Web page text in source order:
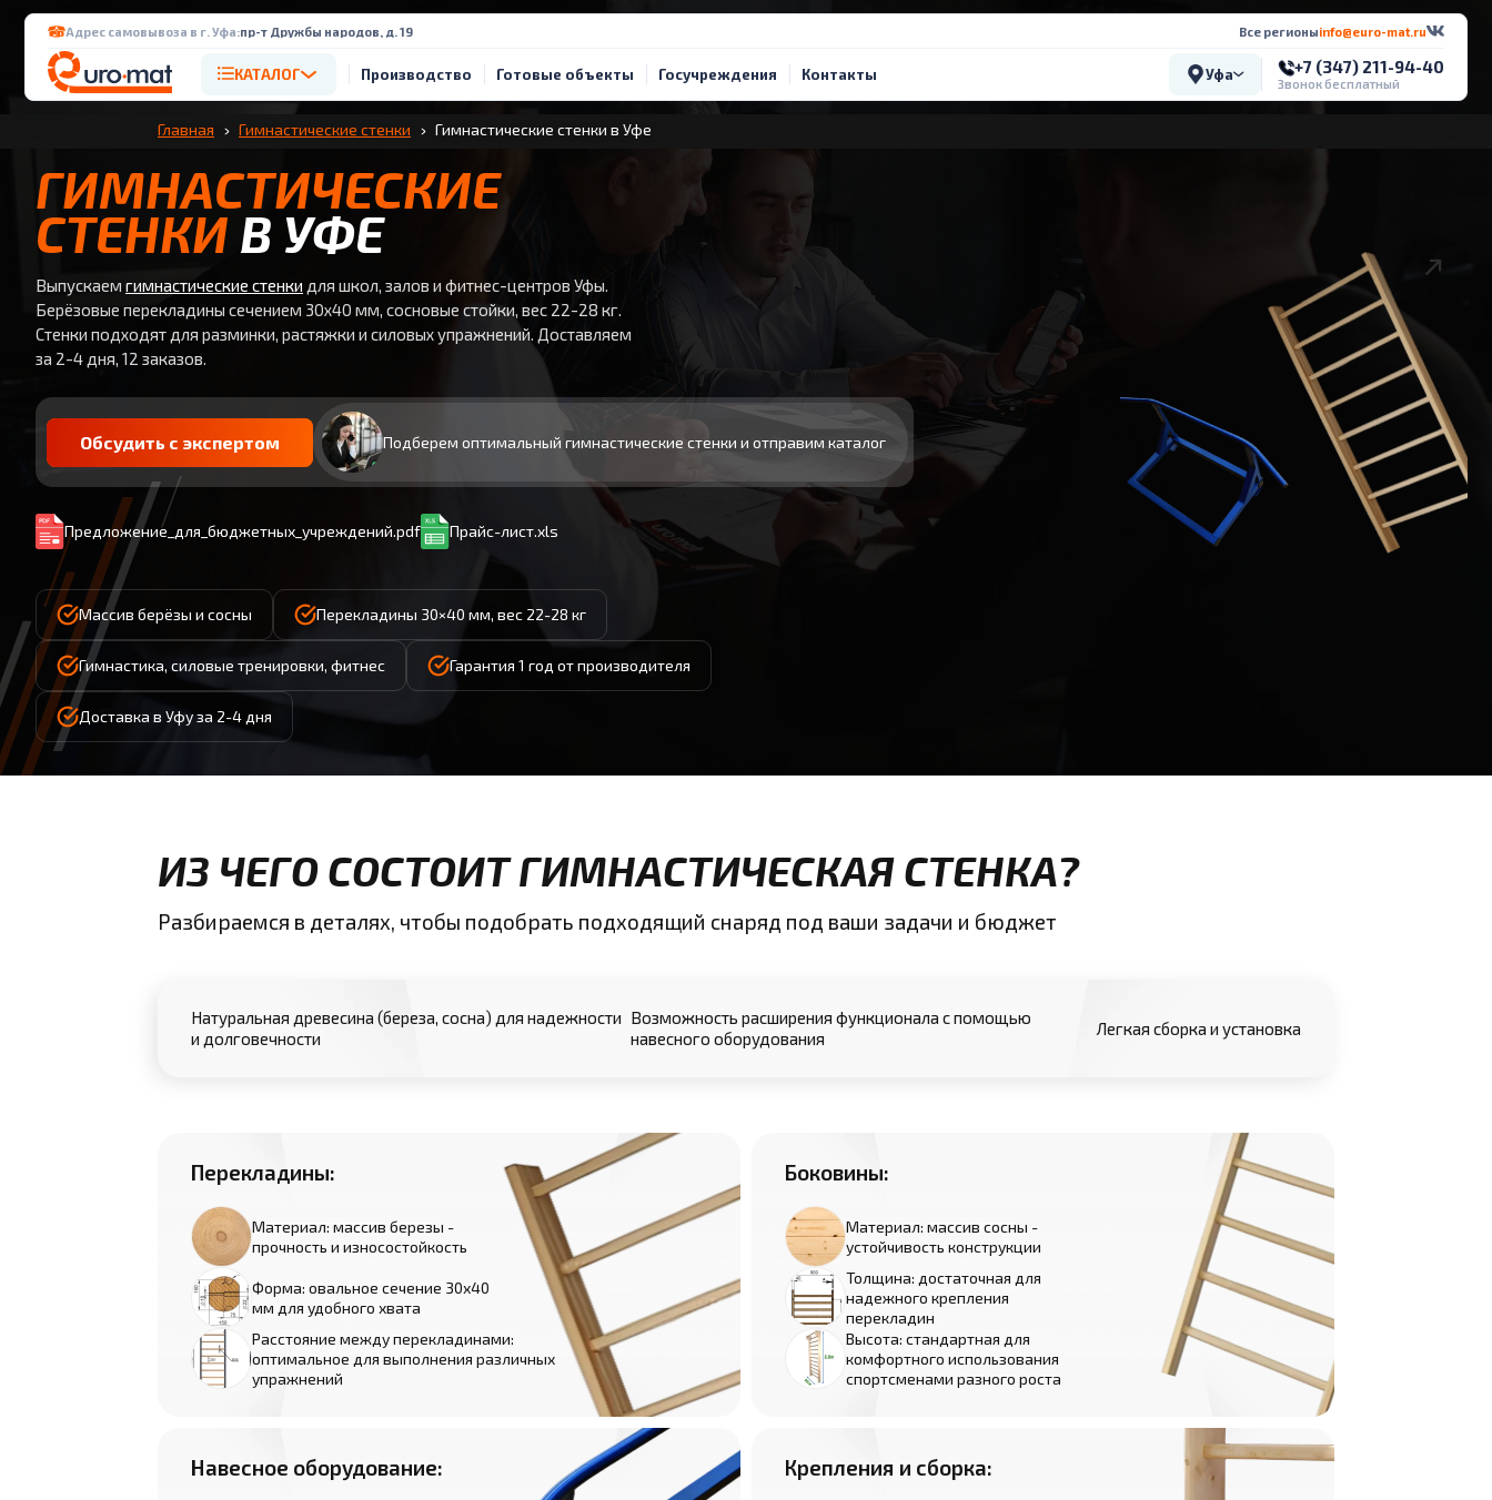
Адрес самовывоза в г. Уфа:пр-т Дружбы народов, д. 19 Все регионыinfo@euro-mat.ru
КАТАЛОГ Производство Готовые объекты Госучреждения Контакты Уфа +7 (347) 211-94-40
Звонок бесплатный
Главная Гимнастические стенки Гимнастические стенки в Уфе
ГИМНАСТИЧЕСКИЕ
СТЕНКИ В УФЕ
Выпускаем гимнастические стенки для школ, залов и фитнес-центров Уфы.
Берёзовые перекладины сечением 30x40 мм, сосновые стойки, вес 22-28 кг.
Стенки подходят для разминки, растяжки и силовых упражнений. Доставляем
за 2-4 дня, 12 заказов.
Обсудить с экспертом Подберем оптимальный гимнастические стенки и отправим каталог
Предложение_для_бюджетных_учреждений.pdf Прайс-лист.xls
Массив берёзы и сосны Перекладины 30×40 мм, вес 22-28 кг
Гимнастика, силовые тренировки, фитнес Гарантия 1 год от производителя
Доставка в Уфу за 2-4 дня
ИЗ ЧЕГО СОСТОИТ ГИМНАСТИЧЕСКАЯ СТЕНКА?
Разбираемся в деталях, чтобы подобрать подходящий снаряд под ваши задачи и бюджет
Натуральная древесина (береза, сосна) для надежности
и долговечности
Возможность расширения функционала с помощью
навесного оборудования
Легкая сборка и установка
Перекладины:
Материал: массив березы -
прочность и износостойкость
Форма: овальное сечение 30х40
мм для удобного хвата
Расстояние между перекладинами:
оптимальное для выполнения различных
упражнений
Боковины:
Материал: массив сосны -
устойчивость конструкции
Толщина: достаточная для
надежного крепления
перекладин
Высота: стандартная для
комфортного использования
спортсменами разного роста
Навесное оборудование: Крепления и сборка: